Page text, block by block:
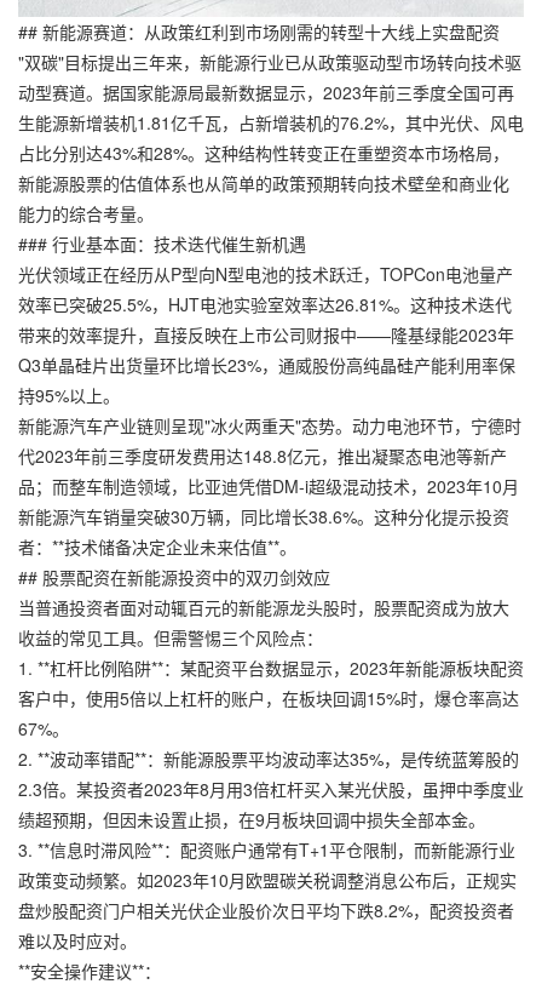
## 新能源赛道：从政策红利到市场刚需的转型十大线上实盘配资
"双碳"目标提出三年来，新能源行业已从政策驱动型市场转向技术驱
动型赛道。据国家能源局最新数据显示，2023年前三季度全国可再
生能源新增装机1.81亿千瓦，占新增装机的76.2%，其中光伏、风电
占比分别达43%和28%。这种结构性转变正在重塑资本市场格局，
新能源股票的估值体系也从简单的政策预期转向技术壁垒和商业化
能力的综合考量。
### 行业基本面：技术迭代催生新机遇
光伏领域正在经历从P型向N型电池的技术跃迁，TOPCon电池量产
效率已突破25.5%，HJT电池实验室效率达26.81%。这种技术迭代
带来的效率提升，直接反映在上市公司财报中——隆基绿能2023年
Q3单晶硅片出货量环比增长23%，通威股份高纯晶硅产能利用率保
持95%以上。
新能源汽车产业链则呈现"冰火两重天"态势。动力电池环节，宁德时
代2023年前三季度研发费用达148.8亿元，推出凝聚态电池等新产
品；而整车制造领域，比亚迪凭借DM-i超级混动技术，2023年10月
新能源汽车销量突破30万辆，同比增长38.6%。这种分化提示投资
者：**技术储备决定企业未来估值**。
## 股票配资在新能源投资中的双刃剑效应
当普通投资者面对动辄百元的新能源龙头股时，股票配资成为放大
收益的常见工具。但需警惕三个风险点：
1. **杠杆比例陷阱**：某配资平台数据显示，2023年新能源板块配资
客户中，使用5倍以上杠杆的账户，在板块回调15%时，爆仓率高达
67%。
2. **波动率错配**：新能源股票平均波动率达35%，是传统蓝筹股的
2.3倍。某投资者2023年8月用3倍杠杆买入某光伏股，虽押中季度业
绩超预期，但因未设置止损，在9月板块回调中损失全部本金。
3. **信息时滞风险**：配资账户通常有T+1平仓限制，而新能源行业
政策变动频繁。如2023年10月欧盟碳关税调整消息公布后， 正规实
盘炒股配资门户相关光伏企业股价次日平均下跌8.2%，配资投资者
难以及时应对。
**安全操作建议**：